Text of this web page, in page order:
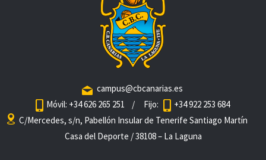
campus@cbcanarias.es
Móvil: +34 626 265 251
/ Fijo:
+34 922 253 684
C/Mercedes, s/n, Pabellón Insular de Tenerife Santiago Martín
Casa del Deporte / 38108 – La Laguna